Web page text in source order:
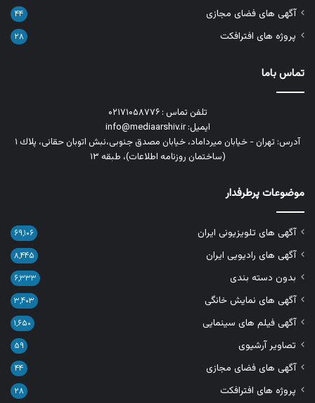
آگهی های فضای مجازی ۴۴
پروژه های افترافکت ۲۸
تماس باما
تلفن تماس : ۰۲۱۷۱۰۵۸۷۷۶
ایمیل: info@mediaarshiv.ir
آدرس: تهران - خیابان میرداماد، خیابان مصدق جنوبی،نبش اتوبان حقانی، پلاك ١
(ساختمان روزنامه اطلاعات)، طبقه ۱۳
موضوعات پرطرفدار
آگهی های تلویزیونی ایران ۶۹,۱۰۶
آگهی های رادیویی ایران ۸,۴۴۵
بدون دسته بندی ۶,۳۳۳
آگهی های نمایش خانگی ۳,۴۰۳
آگهی فیلم های سینمایی ۱,۶۵۰
تصاویر آرشیوی ۵۹
آگهی های فضای مجازی ۴۴
پروژه های افترافکت ۲۸